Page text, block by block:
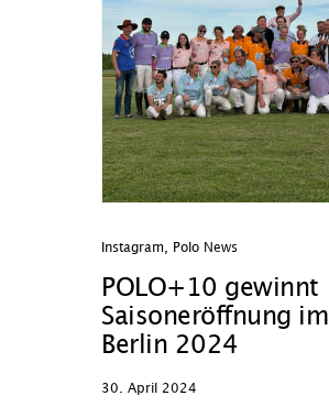
Instagram Polo News
POLO+10 gewinnt
Saisoneröffnung
Berlin 2024
30. April 2024